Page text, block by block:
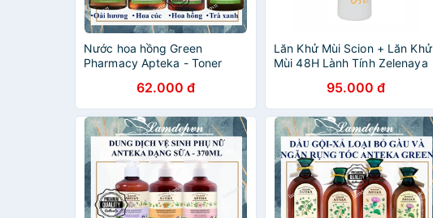
Nước hoa hồng Green
Pharmacy Apteka - Toner
62.000 đ
Lăn Khử Mùi Scion + Lăn Khử
Mùi 48H Lành Tính Zelenaya
95.000 đ